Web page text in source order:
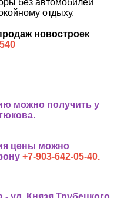
отдыху.
новостроек
можно получить у
цены можно
+7-903-642-05-40.